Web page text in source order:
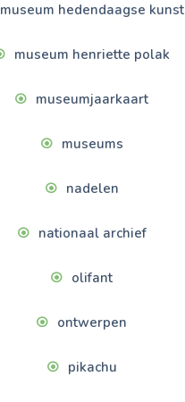
museum hedendaagse kunst
museum henriette polak
museumjaarkaart
museums
nadelen
nationaal archief
olifant
ontwerpen
pikachu